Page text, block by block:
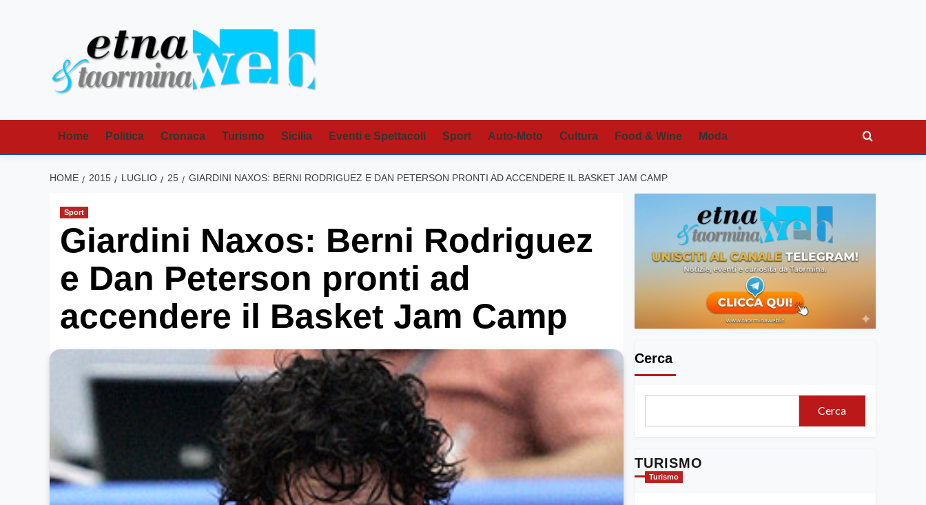
Home Politica Cronaca Turismo Sicilia Eventi e Spettacoli Sport Auto-Moto Cultura Food & Wine Moda
HOME 2015 LUGLIO 25 GIARDINI NAXOS: BERNI RODRIGUEZ E DAN PETERSON PRONTI AD ACCENDERE IL BASKET JAM CAMP
Sport
Giardini Naxos: Berni Rodriguez
e Dan Peterson pronti ad
accendere il Basket Jam Camp
Cerca
Cerca
TURISMO
Turismo